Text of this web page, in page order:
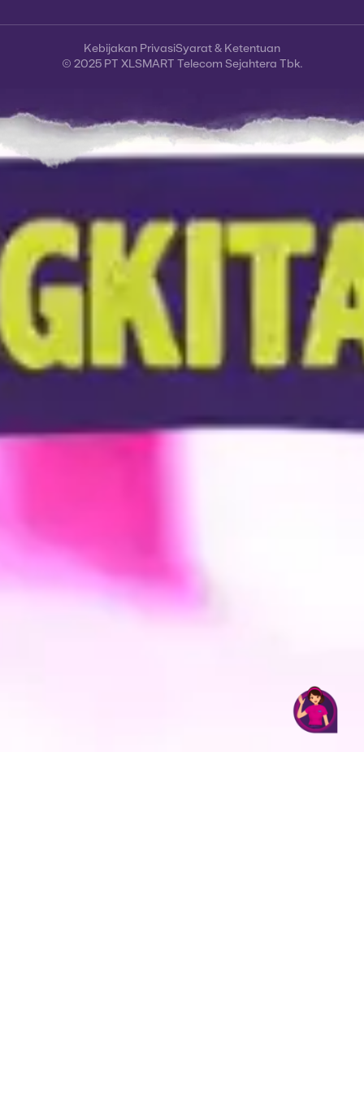
© 2025 PT XLSMART Telecom Sejahtera Tbk.
Kebijakan PrivasiSyarat & Ketentuan